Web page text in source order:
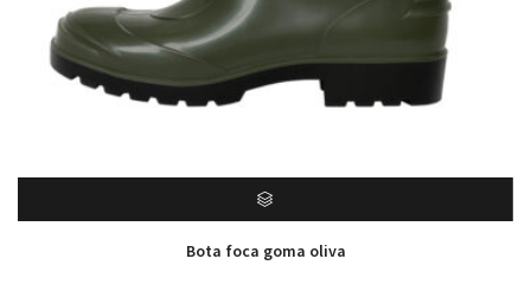
Bota foca goma oliva